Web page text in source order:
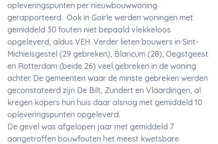
opleveringspunten per nieuwbouwwoning
gerapporteerd. Ook in Goirle werden woningen met
gemiddeld 30 fouten niet bepaald vlekkeloos
opgeleverd, aldus VEH. Verder lieten bouwers in Sint-
Michielsgestel (29 gebreken), Blaricum (28), Oegstgeest
en Rotterdam (beide 26) veel gebreken in de woning
achter. De gemeenten waar de minste gebreken werden
geconstateerd zijn De Bilt, Zundert en Vlaardingen, al
kregen kopers hun huis daar alsnog met gemiddeld 10
opleveringspunten opgeleverd.
De gevel was afgelopen jaar met gemiddeld 7
aangetroffen bouwfouten het meest kwetsbare